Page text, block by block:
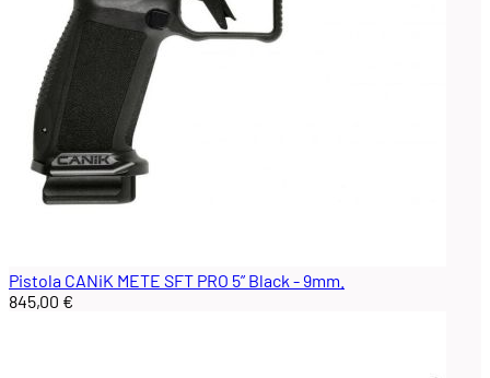
Pistola CANiK METE SFT PRO 5” Black - 9mm.
845,00 €